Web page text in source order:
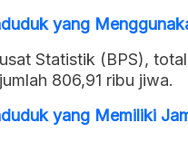
yang
Statistik (BPS),
806,91 ribu jiwa.
yang Memiliki